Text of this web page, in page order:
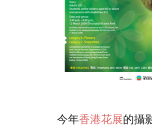
今年香港花展的攝